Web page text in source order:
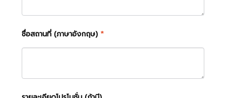
ชื่อสถานที่ (ภาษาอังกฤษ) *